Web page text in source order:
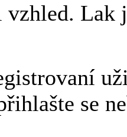
vzhled. Lak
se